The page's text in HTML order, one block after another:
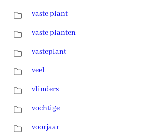
vaste plant
vaste planten
vasteplant
veel
vlinders
vochtige
voorjaar